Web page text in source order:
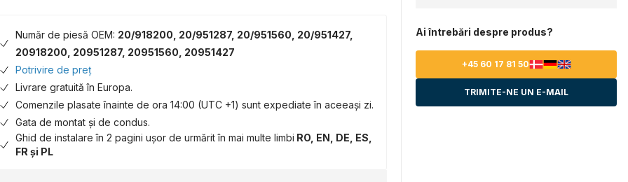
Număr de piesă OEM: 20/918200, 20/951287, 20/951560, 20/951427,
20918200, 20951287, 20951560, 20951427
Potrivire de preț
Livrare gratuită în Europa.
Comenzile plasate înainte de ora 14:00 (UTC +1) sunt expediate în aceeași zi.
Gata de montat și de condus.
Ghid de instalare în 2 pagini ușor de urmărit în mai multe limbi RO, EN, DE, ES,
FR și PL
Ai întrebări despre produs?
+45 60 17 81 50
TRIMITE-NE UN E-MAIL